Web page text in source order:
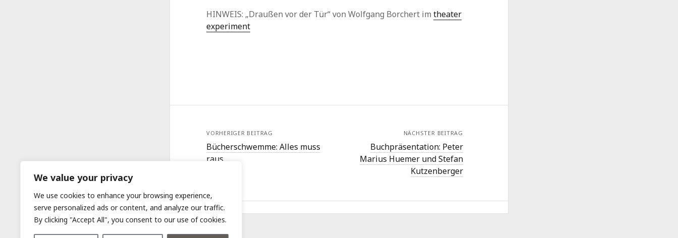
We value your privacy
We use cookies to enhance your browsing experience,
serve personalized ads or content, and analyze our traffic.
By clicking "Accept All", you consent to our use of cookies.
HINWEIS: „Draußen vor der Tür“ von Wolfgang Borchert imtheater
experiment
VORHERIGER BEITRAG
Bücherschwemme: Alles muss
raus…
NÄCHSTER BEITRAG
Buchpräsentation: Peter
Marius Huemer und Stefan
Kutzenberger